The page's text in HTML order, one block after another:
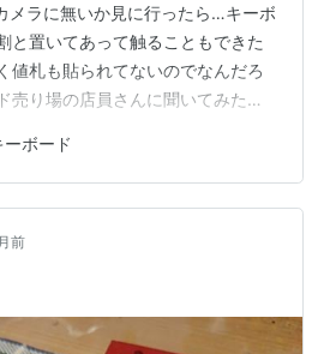
メラに無いか見に行ったら…キーボ
と置いてあって触ることもできた
値札も貼られてないのでなんだろ
売り場の店員さんに聞いてみたら
うかー在庫があっても保証がない
レは悲しい…コレはもう買えないん
ら… FILCOブランドを台湾の製造
pc.watch.impress.co.jpなんとこ
！！！製造を行っていた台湾のメ
ーボード
前